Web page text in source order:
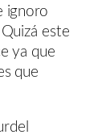
ignoro
este
ya que
que